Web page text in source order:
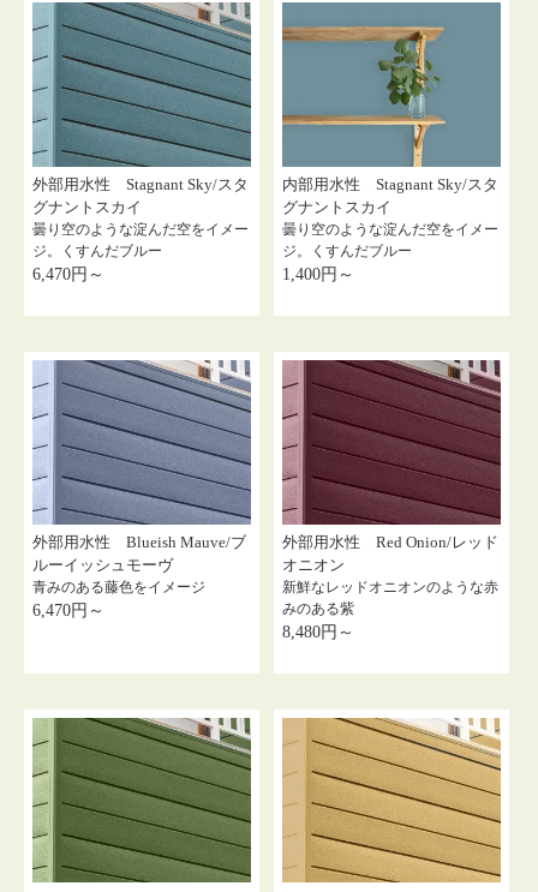
外部用水性 Stagnant Sky/スタ
グナントスカイ
曇り空のような淀んだ空をイメー
ジ。くすんだブルー
6,470円～
内部用水性 Stagnant Sky/スタ
グナントスカイ
曇り空のような淀んだ空をイメー
ジ。くすんだブルー
1,400円～
外部用水性 Blueish Mauve/ブ
ルーイッシュモーヴ
青みのある藤色をイメージ
6,470円～
外部用水性 Red Onion/レッド
オニオン
新鮮なレッドオニオンのような赤
みのある紫
8,480円～